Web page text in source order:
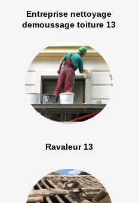
Entreprise nettoyage
demoussage toiture 13
Ravaleur 13